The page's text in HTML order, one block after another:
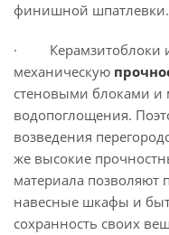
финишной шпатлевки.
· Керамзитоблоки
механическую
стеновыми блоками
водопоглощения.
возведения
же высокие
материала позволяют
навесные шкафы и
сохранность своих